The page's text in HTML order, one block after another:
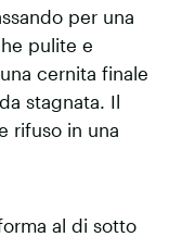
per una
pulite e
cernita finale
stagnata. Il
rifuso in una
al di sotto